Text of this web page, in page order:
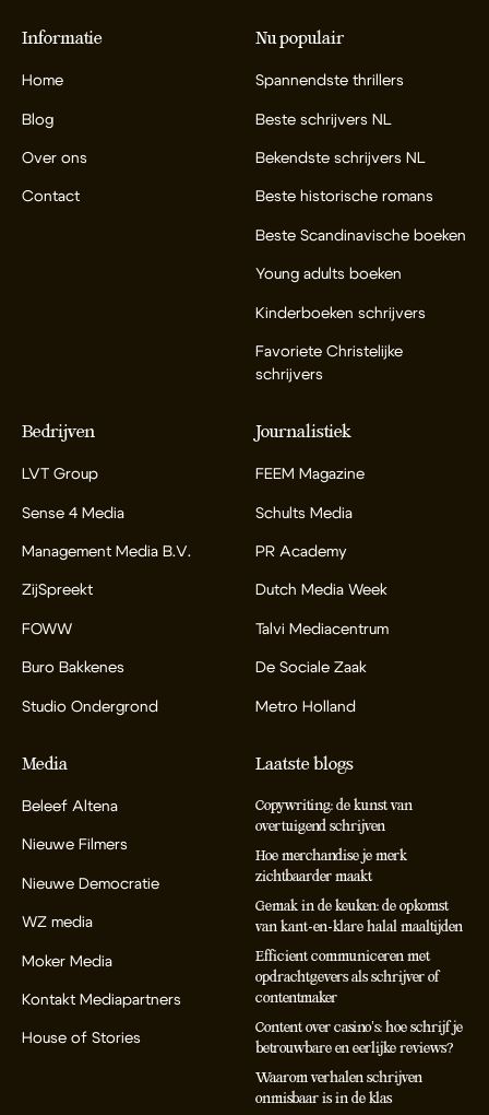
Informatie
Home
Blog
Over ons
Contact
Nu populair
Spannendste thrillers
Beste schrijvers NL
Bekendste schrijvers NL
Beste historische romans
Beste Scandinavische boeken
Young adults boeken
Kinderboeken schrijvers
Favoriete Christelijke
schrijvers
Bedrijven
LVT Group
Sense 4 Media
Management Media B.V.
ZijSpreekt
FOWW
Buro Bakkenes
Studio Ondergrond
Journalistiek
FEEM Magazine
Schults Media
PR Academy
Dutch Media Week
Talvi Mediacentrum
De Sociale Zaak
Metro Holland
Media
Beleef Altena
Nieuwe Filmers
Nieuwe Democratie
WZ media
Moker Media
Kontakt Mediapartners
House of Stories
Laatste blogs
Copywriting: de kunst van
overtuigend schrijven
Hoe merchandise je merk
zichtbaarder maakt
Gemak in de keuken: de opkomst
van kant-en-klare halal maaltijden
Efficient communiceren met
opdrachtgevers als schrijver of
contentmaker
Content over casino’s: hoe schrijf je
betrouwbare en eerlijke reviews?
Waarom verhalen schrijven
onmisbaar is in de klas